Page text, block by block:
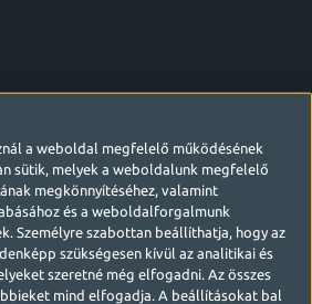
a weboldal megfelelő működésének
sütik, melyek a weboldalunk megfelelő
megkönnyítéséhez, valamint
és a weboldalforgalmunk
Személyre szabottan beállíthatja, hogy az
szükségesen kívül az analitikai és
szeretné még elfogadni. Az összes
mind elfogadja. A beállításokat bal